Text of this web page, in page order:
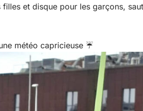
et disque pour les garçons,
météo capricieuse ☔️